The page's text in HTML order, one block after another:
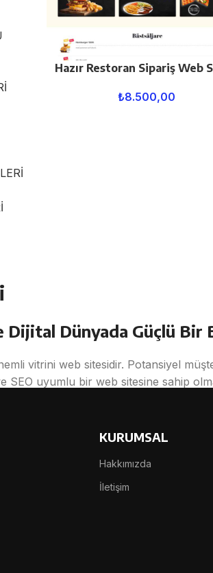
Hazır Restoran Sipariş Web
₺8.500,00
Dünyada Güçlü Bir
vitrini web sitesidir. Potansiyel
SEO uyumlu bir web sitesine sahip
kullanıcı deneyimi test
uzun yazılım süreçleri
ve ihtiyaçlara göre tasarlanmış
KURUMSAL
Hakkımızda
İletişim